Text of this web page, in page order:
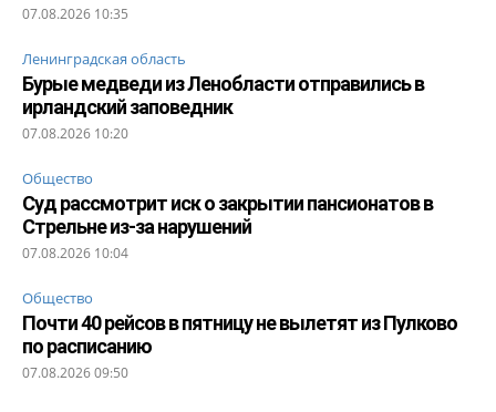
07.08.2026 10:35
Ленинградская область
Бурые медведи из Ленобласти отправились в
ирландский заповедник
07.08.2026 10:20
Общество
Суд рассмотрит иск о закрытии пансионатов в
Стрельне из-за нарушений
07.08.2026 10:04
Общество
Почти 40 рейсов в пятницу не вылетят из Пулково
по расписанию
07.08.2026 09:50